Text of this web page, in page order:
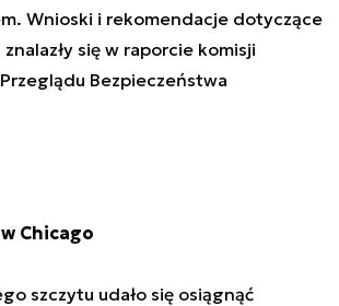
Wnioski i rekomendacje dotyczące
się w raporcie komisji
Bezpieczeństwa
Chicago
szczytu udało się osiągnąć